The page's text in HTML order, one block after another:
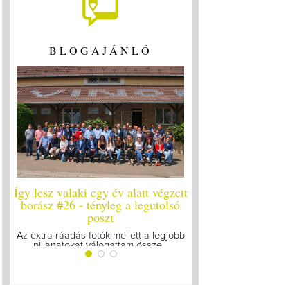
BLOGAJÁNLÓ
Így lesz valaki egy év alatt végzett
borász #26 - tényleg a legutolsó
poszt
Az extra ráadás fotók mellett a legjobb
pillanatokat válogattam össze...